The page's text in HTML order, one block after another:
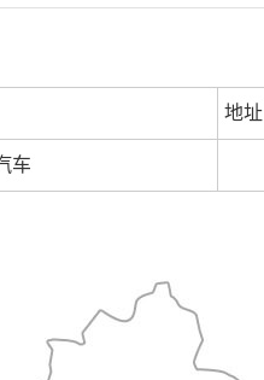
地址
车